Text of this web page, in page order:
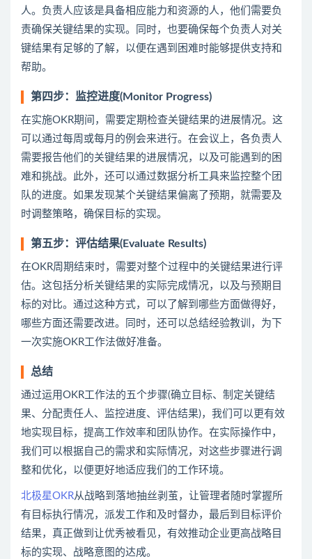
人。负责人应该是具备相应能力和资源的人，他们需要负
责确保关键结果的实现。同时，也要确保每个负责人对关
键结果有足够的了解，以便在遇到困难时能够提供支持和
帮助。
第四步：监控进度(Monitor Progress)
在实施OKR期间，需要定期检查关键结果的进展情况。这
可以通过每周或每月的例会来进行。在会议上，各负责人
需要报告他们的关键结果的进展情况，以及可能遇到的困
难和挑战。此外，还可以通过数据分析工具来监控整个团
队的进度。如果发现某个关键结果偏离了预期，就需要及
时调整策略，确保目标的实现。
第五步：评估结果(Evaluate Results)
在OKR周期结束时，需要对整个过程中的关键结果进行评
估。这包括分析关键结果的实际完成情况，以及与预期目
标的对比。通过这种方式，可以了解到哪些方面做得好，
哪些方面还需要改进。同时，还可以总结经验教训，为下
一次实施OKR工作法做好准备。
总结
通过运用OKR工作法的五个步骤(确立目标、制定关键结
果、分配责任人、监控进度、评估结果)，我们可以更有效
地实现目标，提高工作效率和团队协作。在实际操作中，
我们可以根据自己的需求和实际情况，对这些步骤进行调
整和优化，以便更好地适应我们的工作环境。
北极星OKR从战略到落地抽丝剥茧，让管理者随时掌握所
有目标执行情况，派发工作和及时督办，最后到目标评价
结果，真正做到让优秀被看见，有效推动企业更高战略目
标的实现、战略意图的达成。